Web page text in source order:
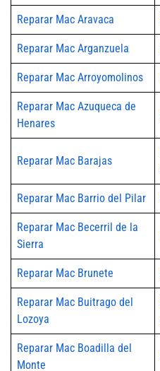
Reparar Mac Aravaca
Reparar Mac Arganzuela
Reparar Mac Arroyomolinos
Reparar Mac Azuqueca de
Henares
Reparar Mac Barajas
Reparar Mac Barrio del Pilar
Reparar Mac Becerril de la
Sierra
Reparar Mac Brunete
Reparar Mac Buitrago del
Lozoya
Reparar Mac Boadilla del
Monte